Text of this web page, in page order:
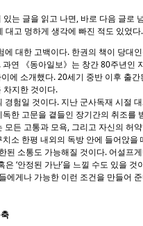
는 글을 읽고 나면, 바로 다음 글로
대고 멍하게 생각에 빠진 적도 있었
대한 고백이다. 한권의 책이 당대
연 《동아일보》는 창간 80주년인
에 소개했다. 20세기 중반 이후 출
차지한 것이다.
경험일 것이다. 지난 군사독재 시절
한 고문을 곁들인 장기간의 취조
모든 고통과 모욕, 그리고 자신의 허
소 한평 내외의 독방 안에 들어앉
된 소통도 가능해질 것이다. 어설프
은 ‘안정된 가난’을 느낄 수도 있을
에게나 가능한 이런 조건을 만들어